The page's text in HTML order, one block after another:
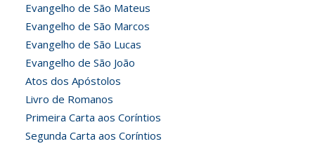
Evangelho de São Mateus
Evangelho de São Marcos
Evangelho de São Lucas
Evangelho de São João
Atos dos Apóstolos
Livro de Romanos
Primeira Carta aos Coríntios
Segunda Carta aos Coríntios